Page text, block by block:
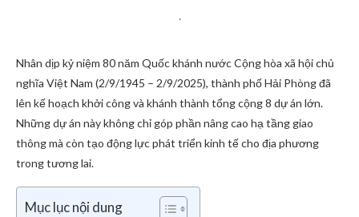
Nhân dịp kỷ niệm 80 năm Quốc khánh nước Cộng hòa xã hội chủ
nghĩa Việt Nam (2/9/1945 – 2/9/2025), thành phố Hải Phòng đã
lên kế hoạch khởi công và khánh thành tổng cộng 8 dự án lớn.
Những dự án này không chỉ góp phần nâng cao hạ tầng giao
thông mà còn tạo động lực phát triển kinh tế cho địa phương
trong tương lai.
Mục lục nội dung